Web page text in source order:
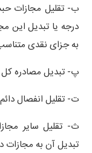
ب- تقلیل مجازات
درجه یا تبدیل
به جزای نقدی
پ‌- تبدیل مصادره کل
ت- تقلیل انفصال
ث- تقلیل سایر
تبدیل آن به مجازات